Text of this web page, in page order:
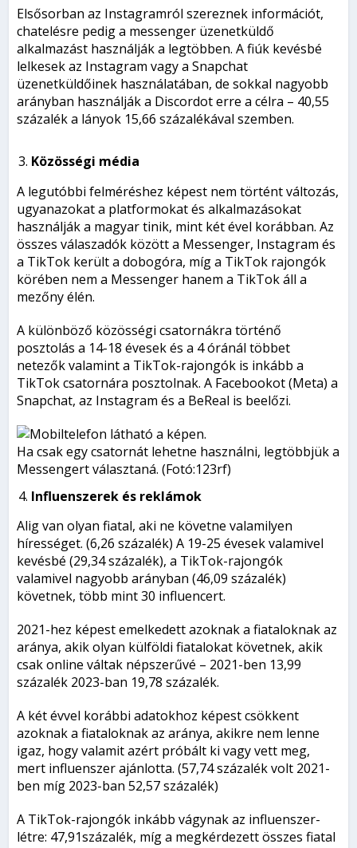
Elsősorban az Instagramról szereznek információt,
chatelésre pedig a messenger üzenetküldő
alkalmazást használják a legtöbben. A fiúk kevésbé
lelkesek az Instagram vagy a Snapchat
üzenetküldőinek használatában, de sokkal nagyobb
arányban használják a Discordot erre a célra – 40,55
százalék a lányok 15,66 százalékával szemben.
Közösségi média
A legutóbbi felméréshez képest nem történt változás,
ugyanazokat a platformokat és alkalmazásokat
használják a magyar tinik, mint két ével korábban. Az
összes válaszadók között a Messenger, Instagram és
a TikTok került a dobogóra, míg a TikTok rajongók
körében nem a Messenger hanem a TikTok áll a
mezőny élén.
A különböző közösségi csatornákra történő
posztolás a 14-18 évesek és a 4 óránál többet
netezők valamint a TikTok-rajongók is inkább a
TikTok csatornára posztolnak. A Facebookot (Meta) a
Snapchat, az Instagram és a BeReal is beelőzi.
Ha csak egy csatornát lehetne használni, legtöbbjük a
Messengert választaná. (Fotó:123rf)
Influenszerek és reklámok
Alig van olyan fiatal, aki ne követne valamilyen
hírességet. (6,26 százalék) A 19-25 évesek valamivel
kevésbé (29,34 százalék), a TikTok-rajongók
valamivel nagyobb arányban (46,09 százalék)
követnek, több mint 30 influencert.
2021-hez képest emelkedett azoknak a fiataloknak az
aránya, akik olyan külföldi fiatalokat követnek, akik
csak online váltak népszerűvé – 2021-ben 13,99
százalék 2023-ban 19,78 százalék.
A két évvel korábbi adatokhoz képest csökkent
azoknak a fiataloknak az aránya, akikre nem lenne
igaz, hogy valamit azért próbált ki vagy vett meg,
mert influenszer ajánlotta. (57,74 százalék volt 2021-
ben míg 2023-ban 52,57 százalék)
A TikTok-rajongók inkább vágynak az influenszer-
létre: 47,91százalék, míg a megkérdezett összes fiatal